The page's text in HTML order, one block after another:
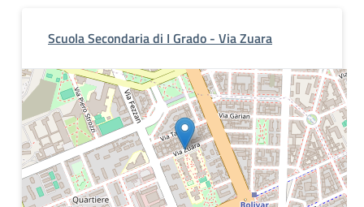
Scuola Secondaria di I Grado - Via Zuara